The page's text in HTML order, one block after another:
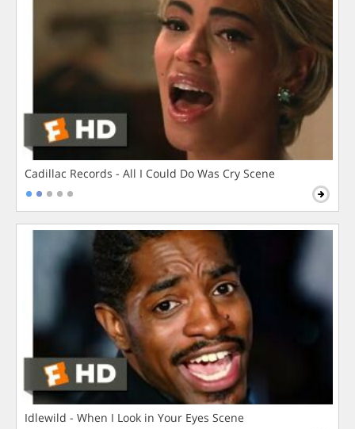
Cadillac Records - All I Could Do Was Cry Scene
Idlewild - When I Look in Your Eyes Scene